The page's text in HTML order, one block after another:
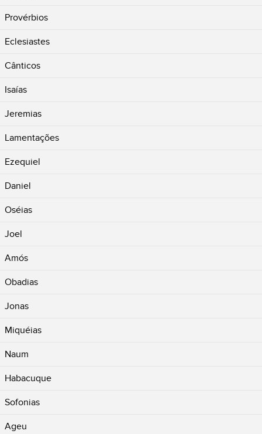
Provérbios
Eclesiastes
Cânticos
Isaías
Jeremias
Lamentações
Ezequiel
Daniel
Oséias
Joel
Amós
Obadias
Jonas
Miquéias
Naum
Habacuque
Sofonias
Ageu